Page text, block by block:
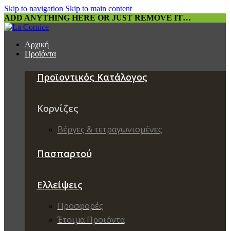
Skip to navigation Skip to main content
ADD ANYTHING HERE OR JUST REMOVE IT…
Αρχική
Προϊόντα
Προϊοντικός Κατάλογος
Κορνίζες
Βέργες & τετραγωνισμένες
Πασπαρτού
Ελλείψεις
Προσφορές
Έτοιμα Προιόντα